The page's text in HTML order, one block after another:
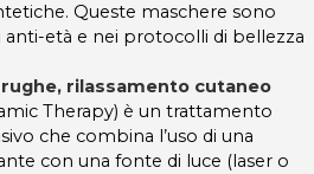
Queste maschere sono
età e nei protocolli di bellezza
rilassamento cutaneo
Therapy) è un trattamento
che combina l’uso di una
con una fonte di luce (laser o